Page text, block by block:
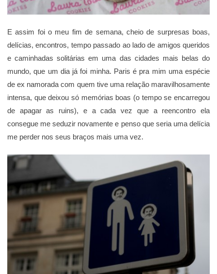
E assim foi o meu fim de semana, cheio de surpresas boas,
delícias, encontros, tempo passado ao lado de amigos queridos
e caminhadas solitárias em uma das cidades mais belas do
mundo, que um dia já foi minha. Paris é pra mim uma espécie
de ex namorada com quem tive uma relação maravilhosamente
intensa, que deixou só memórias boas (o tempo se encarregou
de apagar as ruins), e a cada vez que a reencontro ela
consegue me seduzir novamente e penso que seria uma delícia
me perder nos seus braços mais uma vez.